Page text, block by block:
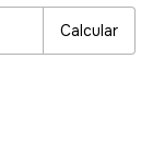
Calcular